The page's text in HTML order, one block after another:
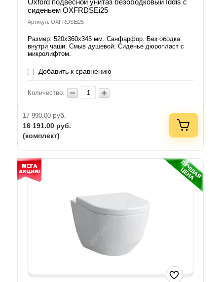
Oxford подвесной унитаз безободковый Iddis с
сиденьем OXFRDSEi25
Артикул: OXFRDSEi25
Размер: 520х360х345 мм. Санфарфор. Без ободка
внутри чаши. Смыв душевой. Сиденье дюропласт с
микролифтом.
Добавить к сравнению
Количество:
17 990.00руб.
16 191.00 руб.
(комплект)